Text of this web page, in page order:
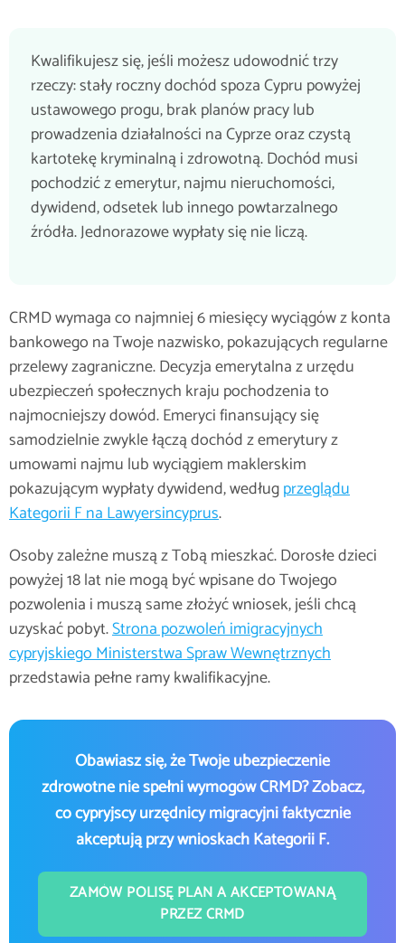
Kwalifikujesz się, jeśli możesz udowodnić trzy
rzeczy: stały roczny dochód spoza Cypru powyżej
ustawowego progu, brak planów pracy lub
prowadzenia działalności na Cyprze oraz czystą
kartotekę kryminalną i zdrowotną. Dochód musi
pochodzić z emerytur, najmu nieruchomości,
dywidend, odsetek lub innego powtarzalnego
źródła. Jednorazowe wypłaty się nie liczą.
CRMD wymaga co najmniej 6 miesięcy wyciągów z konta
bankowego na Twoje nazwisko, pokazujących regularne
przelewy zagraniczne. Decyzja emerytalna z urzędu
ubezpieczeń społecznych kraju pochodzenia to
najmocniejszy dowód. Emeryci finansujący się
samodzielnie zwykle łączą dochód z emerytury z
umowami najmu lub wyciągiem maklerskim
pokazującym wypłaty dywidend, wedługprzeglądu
Kategorii F na Lawyersincyprus.
Osoby zależne muszą z Tobą mieszkać. Dorosłe dzieci
powyżej 18 lat nie mogą być wpisane do Twojego
pozwolenia i muszą same złożyć wniosek, jeśli chcą
uzyskać pobyt.Strona pozwoleń imigracyjnych
cypryjskiego Ministerstwa Spraw Wewnętrznych
przedstawia pełne ramy kwalifikacyjne.
Obawiasz się, że Twoje ubezpieczenie
zdrowotne nie spełni wymogów CRMD? Zobacz,
co cypryjscy urzędnicy migracyjni faktycznie
akceptują przy wnioskach Kategorii F.
ZAMÓW POLISĘ PLAN A AKCEPTOWANĄ
PRZEZ CRMD